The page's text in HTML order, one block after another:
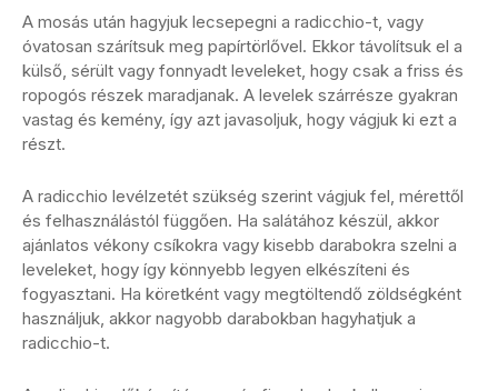
A mosás után hagyjuk lecsepegni a radicchio-t, vagy
óvatosan szárítsuk meg papírtörlővel. Ekkor távolítsuk el a
külső, sérült vagy fonnyadt leveleket, hogy csak a friss és
ropogós részek maradjanak. A levelek szárrésze gyakran
vastag és kemény, így azt javasoljuk, hogy vágjuk ki ezt a
részt.
A radicchio levélzetét szükség szerint vágjuk fel, mérettől
és felhasználástól függően. Ha salátához készül, akkor
ajánlatos vékony csíkokra vagy kisebb darabokra szelni a
leveleket, hogy így könnyebb legyen elkészíteni és
fogyasztani. Ha köretként vagy megtöltendő zöldségként
használjuk, akkor nagyobb darabokban hagyhatjuk a
radicchio-t.